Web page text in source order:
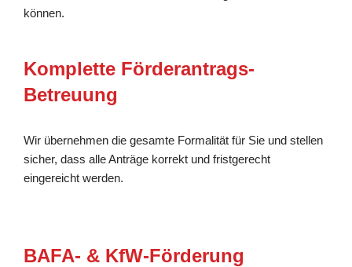
können.
Komplette Förderantrags-
Betreuung
Wir übernehmen die gesamte Formalität für Sie und stellen
sicher, dass alle Anträge korrekt und fristgerecht
eingereicht werden.
BAFA- & KfW-Förderung